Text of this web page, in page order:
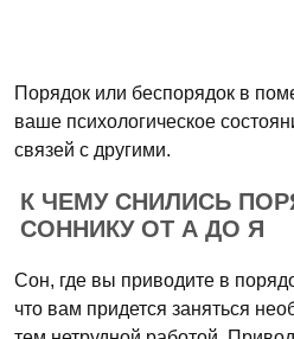
Порядок или беспорядок в
ваше психологическое
связей с другими.
К ЧЕМУ СНИЛИСЬ
СОННИКУ ОТ А ДО Я
Сон, где вы приводите в
что вам придется заняться